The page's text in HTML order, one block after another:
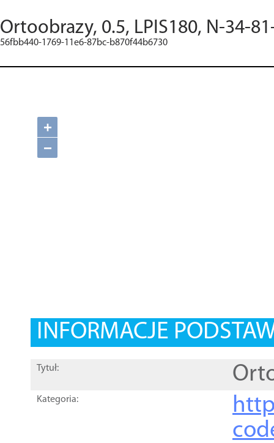
Ortoobrazy, 0.5, LPIS180, N-34-
56fbb440-1769-11e6-87bc-b870f44b6730
+
−
INFORMACJE
Tytuł:
Kategoria: